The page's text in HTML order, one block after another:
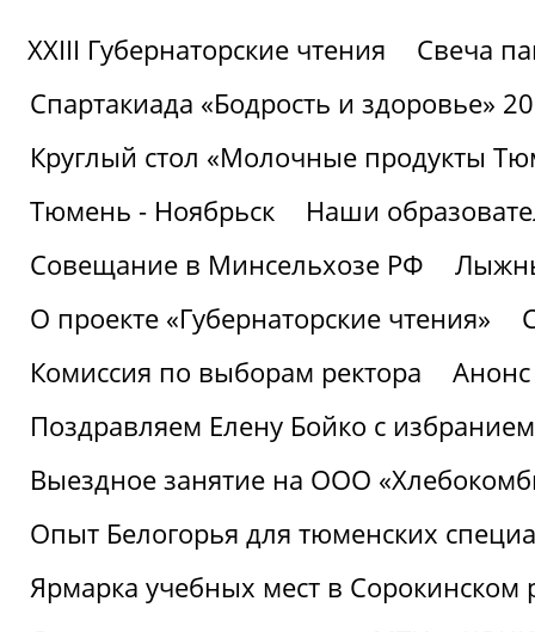
XXIII Губернаторские чтения
Свеча
Спартакиада «Бодрость и здоровье»
Круглый стол «Молочные продукты
Тюмень - Ноябрьск
Наши
Совещание в Минсельхозе РФ
О проекте «Губернаторские чтения»
Комиссия по выборам ректора
Поздравляем Елену Бойко с
Выездное занятие на ООО
Опыт Белогорья для тюменских
Ярмарка учебных мест в Сорокинском